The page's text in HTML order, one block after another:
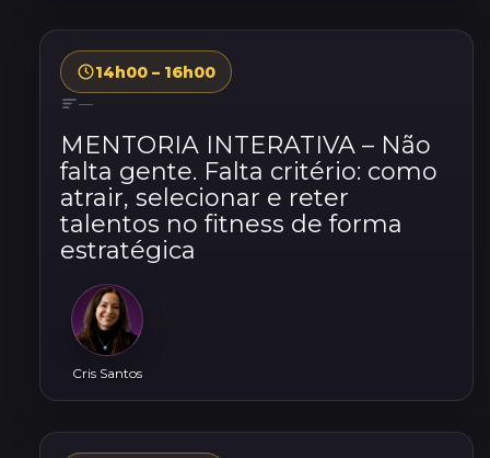
14h00 – 16h00
—
MENTORIA INTERATIVA – Não
falta gente. Falta critério: como
atrair, selecionar e reter
talentos no fitness de forma
estratégica
Cris Santos